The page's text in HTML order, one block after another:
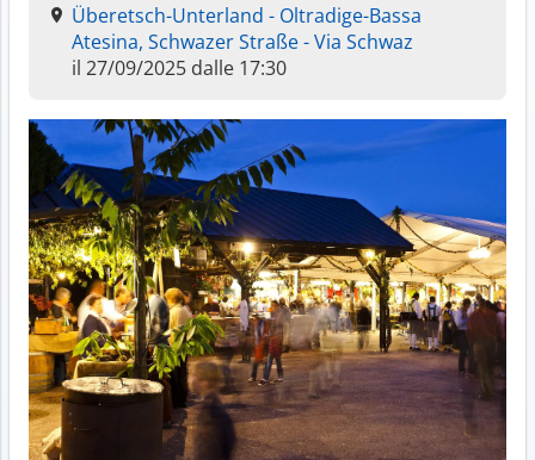
Überetsch-Unterland - Oltradige-Bassa
Atesina, Schwazer Straße - Via Schwaz
il 27/09/2025 dalle 17:30